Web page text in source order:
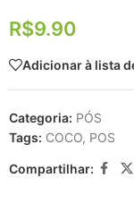
R$9.90
Adicionar à lista
Categoria: PÓS
Tags: COCO, POS
Compartilhar: